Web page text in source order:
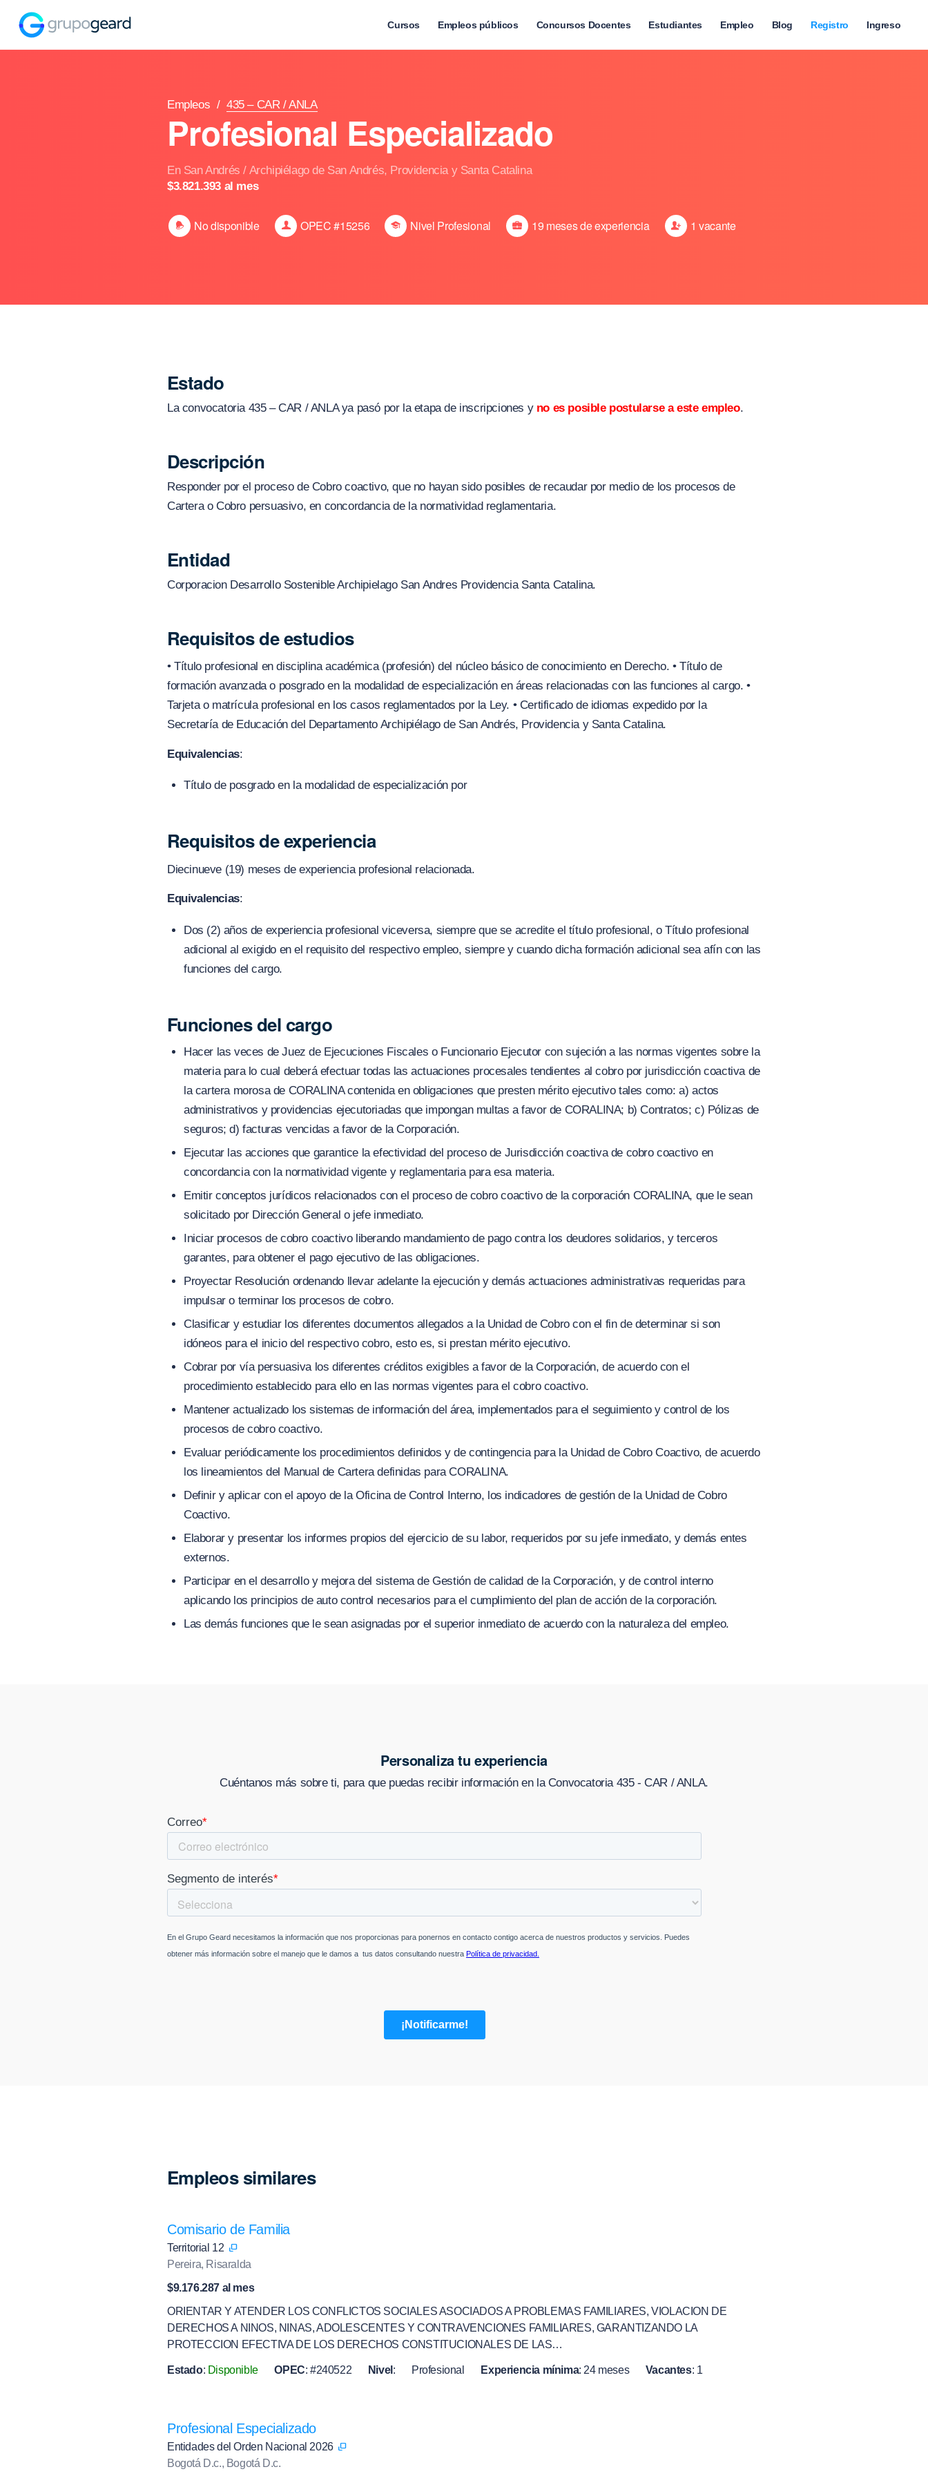
Cursos Empleos públicos Concursos Docentes Estudiantes Empleo Blog Registro Ingreso
Empleos / 435 – CAR / ANLA
Profesional Especializado
En San Andrés / Archipiélago de San Andrés, Providencia y Santa Catalina
$3.821.393 al mes
No disponible OPEC #15256 Nivel Profesional 19 meses de experiencia 1 vacante
Estado
La convocatoria 435 – CAR / ANLA ya pasó por la etapa de inscripciones y no es posible postularse a este empleo.
Descripción
Responder por el proceso de Cobro coactivo, que no hayan sido posibles de recaudar por medio de los procesos de
Cartera o Cobro persuasivo, en concordancia de la normatividad reglamentaria.
Entidad
Corporacion Desarrollo Sostenible Archipielago San Andres Providencia Santa Catalina.
Requisitos de estudios
• Título profesional en disciplina académica (profesión) del núcleo básico de conocimiento en Derecho. • Título de
formación avanzada o posgrado en la modalidad de especialización en áreas relacionadas con las funciones al cargo. •
Tarjeta o matrícula profesional en los casos reglamentados por la Ley. • Certificado de idiomas expedido por la
Secretaría de Educación del Departamento Archipiélago de San Andrés, Providencia y Santa Catalina.
Equivalencias:
Título de posgrado en la modalidad de especialización por
Requisitos de experiencia
Diecinueve (19) meses de experiencia profesional relacionada.
Equivalencias:
Dos (2) años de experiencia profesional viceversa, siempre que se acredite el título profesional, o Título profesional
adicional al exigido en el requisito del respectivo empleo, siempre y cuando dicha formación adicional sea afín con las
funciones del cargo.
Funciones del cargo
Hacer las veces de Juez de Ejecuciones Fiscales o Funcionario Ejecutor con sujeción a las normas vigentes sobre la
materia para lo cual deberá efectuar todas las actuaciones procesales tendientes al cobro por jurisdicción coactiva de
la cartera morosa de CORALINA contenida en obligaciones que presten mérito ejecutivo tales como: a) actos
administrativos y providencias ejecutoriadas que impongan multas a favor de CORALINA; b) Contratos; c) Pólizas de
seguros; d) facturas vencidas a favor de la Corporación.
Ejecutar las acciones que garantice la efectividad del proceso de Jurisdicción coactiva de cobro coactivo en
concordancia con la normatividad vigente y reglamentaria para esa materia.
Emitir conceptos jurídicos relacionados con el proceso de cobro coactivo de la corporación CORALINA, que le sean
solicitado por Dirección General o jefe inmediato.
Iniciar procesos de cobro coactivo liberando mandamiento de pago contra los deudores solidarios, y terceros
garantes, para obtener el pago ejecutivo de las obligaciones.
Proyectar Resolución ordenando llevar adelante la ejecución y demás actuaciones administrativas requeridas para
impulsar o terminar los procesos de cobro.
Clasificar y estudiar los diferentes documentos allegados a la Unidad de Cobro con el fin de determinar si son
idóneos para el inicio del respectivo cobro, esto es, si prestan mérito ejecutivo.
Cobrar por vía persuasiva los diferentes créditos exigibles a favor de la Corporación, de acuerdo con el
procedimiento establecido para ello en las normas vigentes para el cobro coactivo.
Mantener actualizado los sistemas de información del área, implementados para el seguimiento y control de los
procesos de cobro coactivo.
Evaluar periódicamente los procedimientos definidos y de contingencia para la Unidad de Cobro Coactivo, de acuerdo
los lineamientos del Manual de Cartera definidas para CORALINA.
Definir y aplicar con el apoyo de la Oficina de Control Interno, los indicadores de gestión de la Unidad de Cobro
Coactivo.
Elaborar y presentar los informes propios del ejercicio de su labor, requeridos por su jefe inmediato, y demás entes
externos.
Participar en el desarrollo y mejora del sistema de Gestión de calidad de la Corporación, y de control interno
aplicando los principios de auto control necesarios para el cumplimiento del plan de acción de la corporación.
Las demás funciones que le sean asignadas por el superior inmediato de acuerdo con la naturaleza del empleo.
Personaliza tu experiencia
Cuéntanos más sobre ti, para que puedas recibir información en la Convocatoria 435 - CAR / ANLA.
Empleos similares
Comisario de Familia
Territorial 12
Pereira, Risaralda
$9.176.287 al mes
ORIENTAR Y ATENDER LOS CONFLICTOS SOCIALES ASOCIADOS A PROBLEMAS FAMILIARES, VIOLACION DE
DERECHOS A NINOS, NINAS, ADOLESCENTES Y CONTRAVENCIONES FAMILIARES, GARANTIZANDO LA
PROTECCION EFECTIVA DE LOS DERECHOS CONSTITUCIONALES DE LAS…
Estado: Disponible OPEC: #240522 Nivel : Profesional Experiencia mínima: 24 meses Vacantes: 1
Profesional Especializado
Entidades del Orden Nacional 2026
Bogotá D.c., Bogotá D.c.